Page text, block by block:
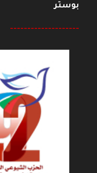
بوستر
--------------------